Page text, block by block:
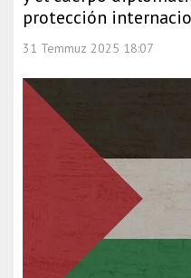
protección
31 Temmuz 2025 18:07